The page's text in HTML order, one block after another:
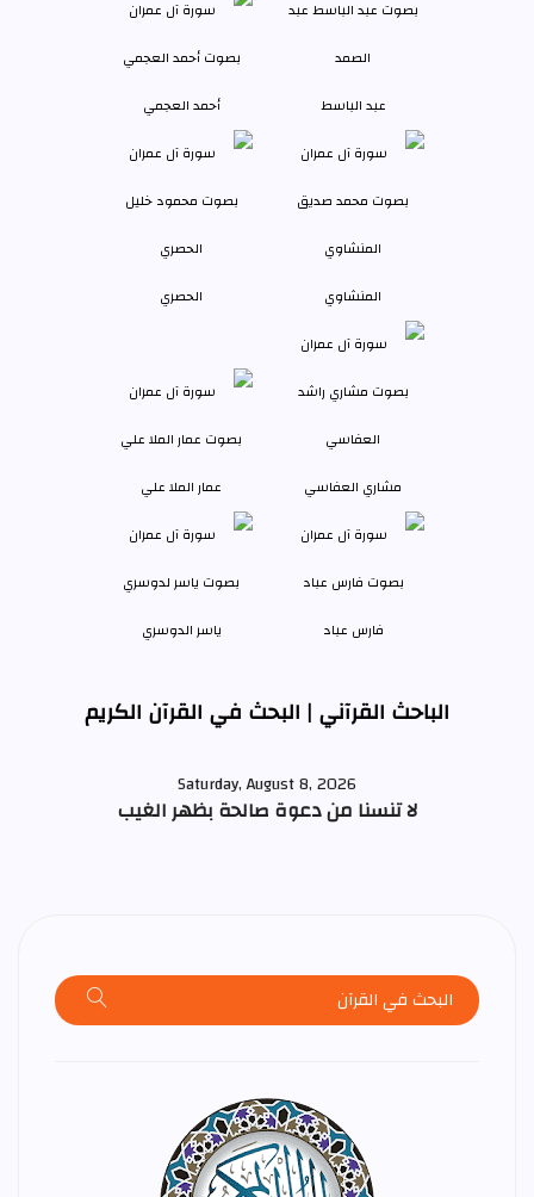
عبد الباسط أحمد العجمي
المنشاوي الحصري
مشاري العفاسي عمار الملا علي
فارس عباد ياسر الدوسري
الباحث القرآني | البحث في القرآن الكريم
Saturday, August 8, 2026
لا تنسنا من دعوة صالحة بظهر الغيب